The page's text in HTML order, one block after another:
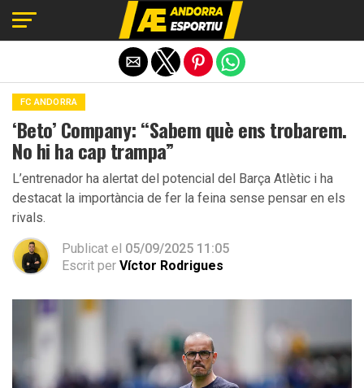
FC ANDORRA
‘Beto’ Company: “Sabem què ens trobarem.
No hi ha cap trampa”
L’entrenador ha alertat del potencial del Barça Atlètic i ha
destacat la importància de fer la feina sense pensar en els
rivals.
Publicat el 05/09/2025 11:05
Escrit per Víctor Rodrigues
Exit mobile version